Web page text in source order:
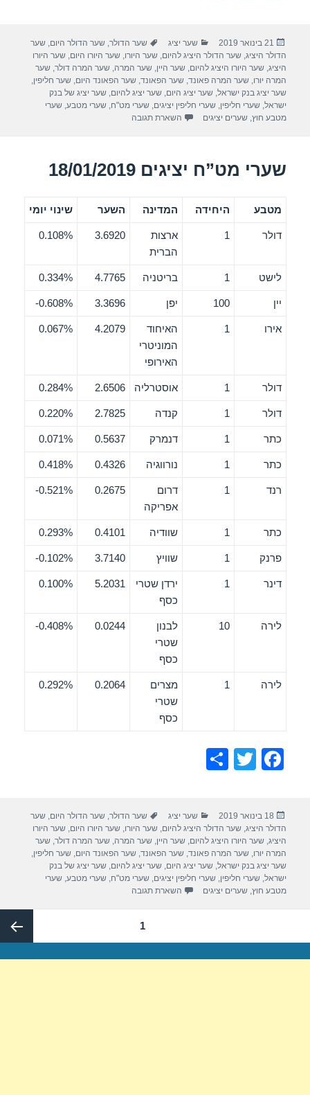
e
b
o
o
er
e
פורסם
בתאריך
21 בינואר 2019 קטגוריות
שער יציג תגיות
שער הדולר ,שער הדולר היום ,שער
הדולר היציג ,שער הדולר היציג להיום ,שער היורו ,שער היורו היום ,שער היורו
היציג ,שער היורו היציג להיום ,שער היין ,שער המרה ,שער המרה דולר ,שער
המרה יורו ,שער המרה פאונד ,שער הפאונד ,שער הפאונד היום ,שער חליפין
שער יציג בנק ישראל ,שער יציג היום ,שער יציג להיום ,שער יציג של בנק
ישראל ,שערי חליפין ,שערי חליפין יציגים ,שערי מט"ח ,שערי מטבע ,שערי
מטבע חוץ ,שערים יציגים השארת תגובה
שערי מט”ח יציגים 18/01/2019
מטבע היחידה המדינה השער שינוי יומי
דולר 1
ארצות
הברית
3.6920
0.108%
לישט 1 בריטניה 4.7765
0.334%
יין 100 יפן 3.3696
0.608%-
אירו 1
האיחוד
המוניטרי
האירופי
4.2079
0.067%
דולר 1 אוסטרליה 2.6506
0.284%
דולר 1 קנדה 2.7825
0.220%
כתר 1 דנמרק 0.5637
0.071%
כתר 1 נורווגיה 0.4326
0.418%
רנד 1
דרום
אפריקה
0.2675
0.521%-
כתר 1 שוודיה 0.4101
0.293%
פרנק 1 שוויץ 3.7140
0.102%-
דינר 1
ירדן שטרי
כסף
5.2031
0.100%
לירה 10
לבנון
שטרי
כסף
0.0244
0.408%-
לירה 1
מצרים
שטרי
כסף
0.2064
0.292%
F
e
b
o
o
T
er
e
פורסם
בתאריך
18 בינואר 2019 קטגוריות
שער יציג תגיות
שער הדולר,שער הדולר היום,שער
הדולר היציג,שער הדולר היציג להיום,שער היורו,שער היורו היום,שער היורו
היציג,שער היורו היציג להיום,שער היין,שער המרה,שער המרה דולר,שער
המרה יורו,שער המרה פאונד,שער הפאונד,שער הפאונד היום,שער חליפין,
שער יציג בנק ישראל,שער יציג היום,שער יציג להיום,שער יציג של בנק
ישראל,שערי חליפין,שערי חליפין יציגים,שערי מט"ח,שערי מטבע,שערי
מטבע חוץ,שערים יציגים השארת תגובה
עמוד1
העמוד